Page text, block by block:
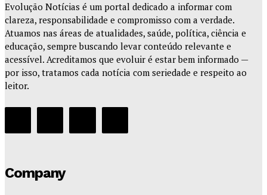
Evolução Notícias é um portal dedicado a informar com
clareza, responsabilidade e compromisso com a verdade.
Atuamos nas áreas de atualidades, saúde, política, ciência e
educação, sempre buscando levar conteúdo relevante e
acessível. Acreditamos que evoluir é estar bem informado —
por isso, tratamos cada notícia com seriedade e respeito ao
leitor.
Company